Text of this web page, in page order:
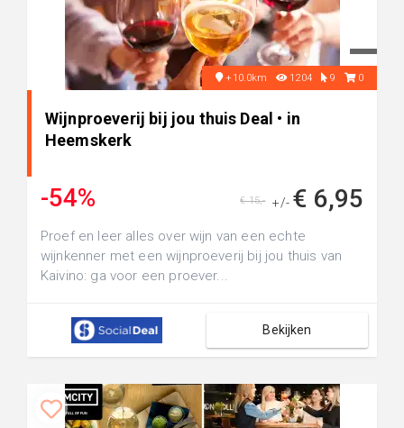
+10.0km 1204 9 0
Wijnproeverij bij jou thuis Deal • in
Heemskerk
-54% +/- € 6,95
€ 15,-
Proef en leer alles over wijn van een echte
wijnkenner met een wijnproeverij bij jou thuis van
Kaivino: ga voor een proever...
Bekijken